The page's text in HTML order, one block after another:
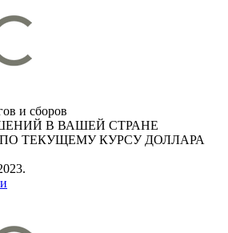
и сборов
В ВАШЕЙ СТРАНЕ
ТЕКУЩЕМУ КУРСУ ДОЛЛАРА